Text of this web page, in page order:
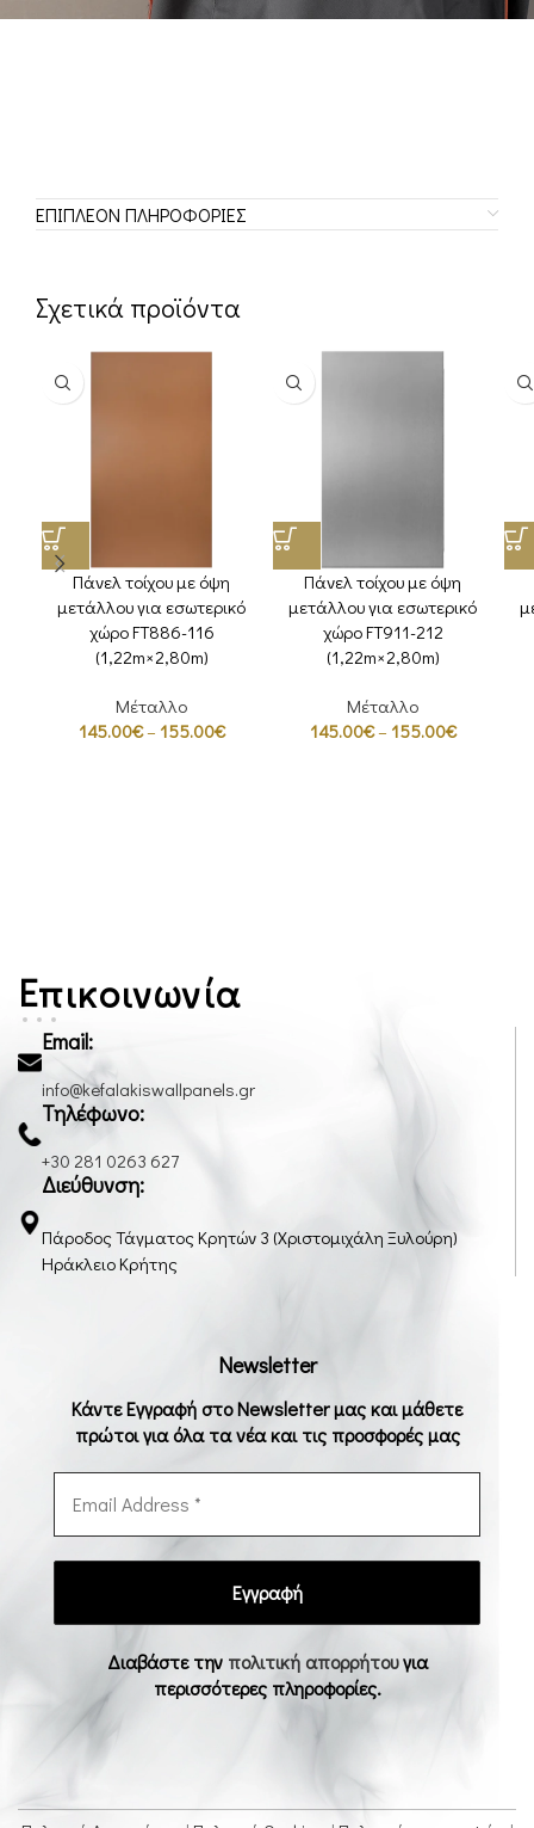
ΕΠΙΠΛΈΟΝ ΠΛΗΡΟΦΟΡΊΕΣ
Σχετικά προϊόντα
Πάνελ τοίχου με όψη
μετάλλου για εσωτερικό
χώρο FT886-116
(1,22m×2,80m)
Μέταλλο
145.00€– 155.00€
Πάνελ τοίχου με όψη
μετάλλου για εσωτερικό
χώρο FT911-212
(1,22m×2,80m)
Μέταλλο
145.00€– 155.00€
Επικοινωνία
Email:
info@kefalakiswallpanels.gr
Τηλέφωνο:
+30 281 0263 627
Διεύθυνση:
Πάροδος Τάγματος Κρητών 3 (Χριστομιχάλη Ξυλούρη)
Ηράκλειο Κρήτης
Newsletter
Κάντε Εγγραφή στο Newsletter μας και μάθετε
πρώτοι για όλα τα νέα και τις προσφορές μας
Διαβάστε την πολιτική απορρήτουγια
περισσότερες πληροφορίες.